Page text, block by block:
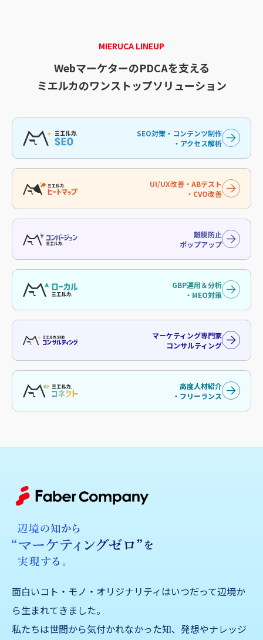
MIERUCA LINEUP
WebマーケターのPDCAを支える
ミエルカのワンストップソリューション
SEO対策・コンテンツ制作
・アクセス解析
UI/UX改善・ABテスト
・CVO改善
離脱防止
ポップアップ
GBP運用＆分析
・MEO対策
マーケティング専門家
コンサルティング
高度人材紹介
・フリーランス
面白いコト・モノ・オリジナリティはいつだって辺境か
ら生まれてきました。
私たちは世間から気付かれなかった知、発想やナレッジ